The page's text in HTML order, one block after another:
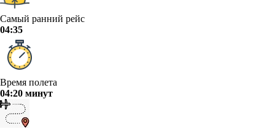
Самый ранний рейс
04:35
Время полета
04:20 минут